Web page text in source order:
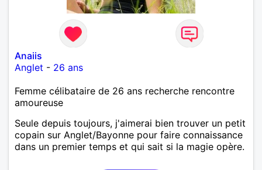
Anaiis
Anglet - 26 ans
Femme célibataire de 26 ans recherche rencontre
amoureuse
Seule depuis toujours, j'aimerai bien trouver un petit
copain sur Anglet/Bayonne pour faire connaissance
dans un premier temps et qui sait si la magie opère.